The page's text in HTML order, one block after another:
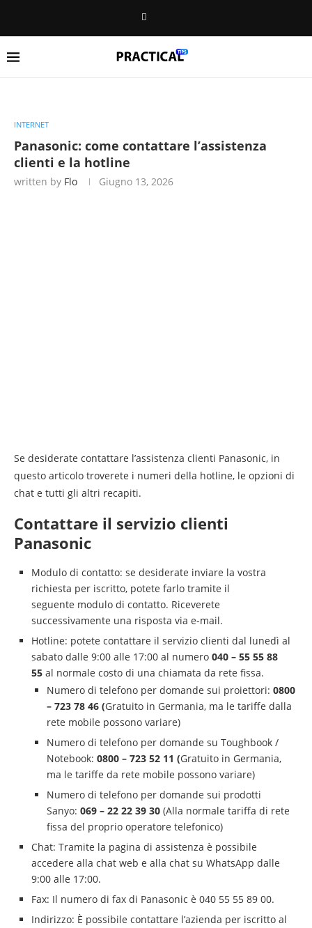
INTERNET
Panasonic: come contattare l’assistenza
clienti e la hotline
written by Flo Giugno 13, 2026
Se desiderate contattare l’assistenza clienti Panasonic, in
questo articolo troverete i numeri della hotline, le opzioni di
chat e tutti gli altri recapiti.
Contattare il servizio clienti
Panasonic
Modulo di contatto: se desiderate inviare la vostra
richiesta per iscritto, potete farlo tramite il
seguente modulo di contatto. Riceverete
successivamente una risposta via e-mail.
Hotline: potete contattare il servizio clienti dal lunedì al
sabato dalle 9:00 alle 17:00 al numero 040 – 55 55 88
55 al normale costo di una chiamata da rete fissa.
Numero di telefono per domande sui proiettori: 0800
– 723 78 46 (Gratuito in Germania, ma le tariffe dalla
rete mobile possono variare)
Numero di telefono per domande su Toughbook /
Notebook: 0800 – 723 52 11 (Gratuito in Germania,
ma le tariffe da rete mobile possono variare)
Numero di telefono per domande sui prodotti
Sanyo: 069 – 22 22 39 30 (Alla normale tariffa di rete
fissa del proprio operatore telefonico)
Chat: Tramite la pagina di assistenza è possibile
accedere alla chat web e alla chat su WhatsApp dalle
9:00 alle 17:00.
Fax: Il numero di fax di Panasonic è 040 55 55 89 00.
Indirizzo: È possibile contattare l’azienda per iscritto al